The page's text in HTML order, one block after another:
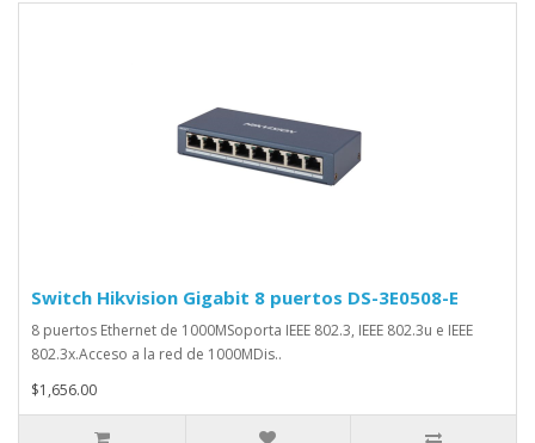
Switch Hikvision Gigabit 8 puertos DS-3E0508-E
8 puertos Ethernet de 1000MSoporta IEEE 802.3, IEEE 802.3u e IEEE
802.3x.Acceso a la red de 1000MDis..
$1,656.00